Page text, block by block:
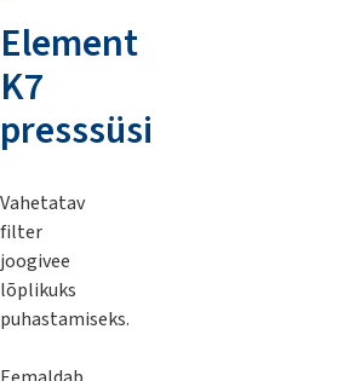
Element
K7
presssüsi
Vahetatav
filter
joogivee
lõplikuks
puhastamiseks.